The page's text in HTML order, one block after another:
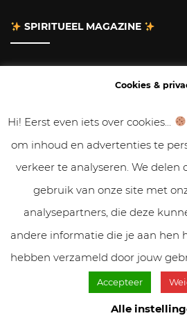
SPIRITUEEL MAGAZINE
Gastbloggen
Samenwerken
Cookies & Privacy
© VolleMaanKalender.nl 2019 -
Cookiebeleid &
Cookies &
Hi! Eerst even iets over cookies...
om inhoud en advertenties te
verkeer te analyseren. We delen
gebruik van onze site met
analysepartners, die deze
andere informatie die je aan hen
hebben verzameld door jouw
Accepteer
Alle